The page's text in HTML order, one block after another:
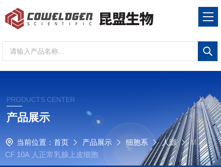
PRODUCTS CENTER
产品展示
当前位置： 首页 产品展示 细胞系 人源
M
CF 10A 人正常乳腺上皮细胞